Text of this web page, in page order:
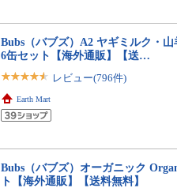
Bubs（バブズ）A2 ヤギミルク・
6缶セット【海外通販】【送…
レビュー(796件)
Earth Mart
Bubs（バブズ）オーガニック
ト【海外通販】【送料無料】